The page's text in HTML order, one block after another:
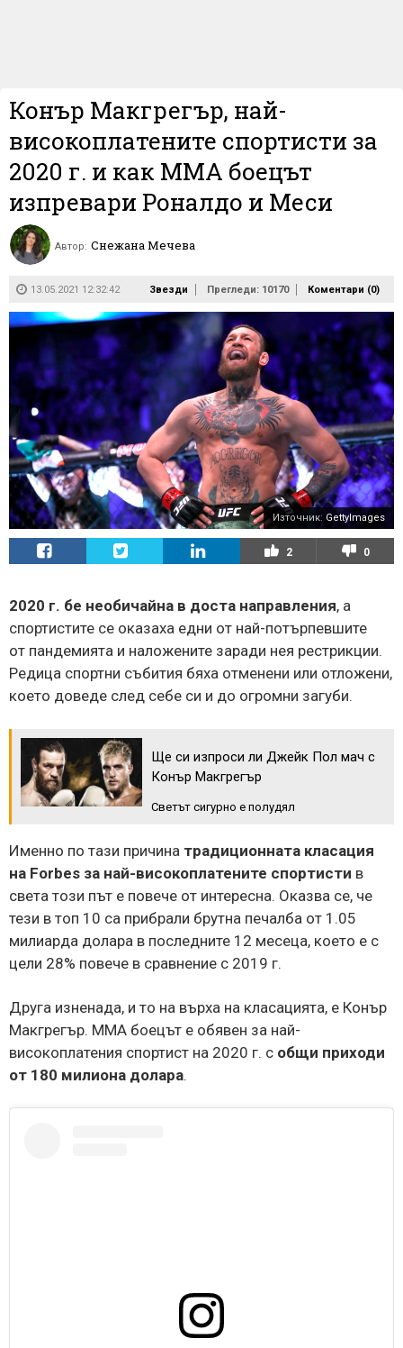
Конър Макгрегър, най-
високоплатените спортисти за
2020 г. и как ММА боецът
изпревари Роналдо и Меси
Автор: Снежана Мечева
13.05.2021 12:32:42 Звезди Прегледи: 10170 Коментари (0)
Източник: GettyImages
2 0
2020 г. бе необичайна в доста направления, а
спортистите се оказаха едни от най-потърпевшите
от пандемията и наложените заради нея рестрикции.
Редица спортни събития бяха отменени или отложени,
което доведе след себе си и до огромни загуби.
Ще си изпроси ли Джейк Пол мач с
Конър Макгрегър
Светът сигурно е полудял
Именно по тази причина традиционната класация
на Forbes за най-високоплатените спортисти в
света този път е повече от интересна. Оказва се, че
тези в топ 10 са прибрали брутна печалба от 1.05
милиарда долара в последните 12 месеца, което е с
цели 28% повече в сравнение с 2019 г.
Друга изненада, и то на върха на класацията, е Конър
Макгрегър. ММА боецът е обявен за най-
високоплатения спортист на 2020 г. с общи приходи
от 180 милиона долара.